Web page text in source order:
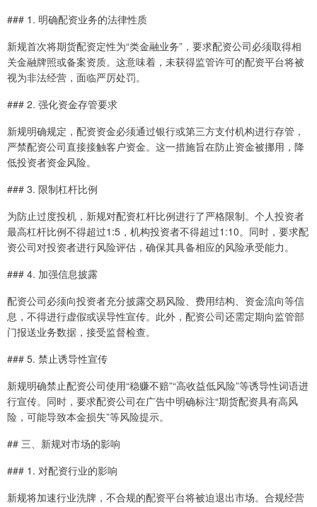
### 1. 明确配资业务的法律性质
新规首次将期货配资定性为“类金融业务”，要求配资公司必须取得相
关金融牌照或备案资质。这意味着，未获得监管许可的配资平台将被
视为非法经营，面临严厉处罚。
### 2. 强化资金存管要求
新规明确规定，配资资金必须通过银行或第三方支付机构进行存管，
严禁配资公司直接接触客户资金。这一措施旨在防止资金被挪用，降
低投资者资金风险。
### 3. 限制杠杆比例
为防止过度投机，新规对配资杠杆比例进行了严格限制。个人投资者
最高杠杆比例不得超过1:5，机构投资者不得超过1:10。同时，要求配
资公司对投资者进行风险评估，确保其具备相应的风险承受能力。
### 4. 加强信息披露
配资公司必须向投资者充分披露交易风险、费用结构、资金流向等信
息，不得进行虚假或误导性宣传。此外，配资公司还需定期向监管部
门报送业务数据，接受监督检查。
### 5. 禁止诱导性宣传
新规明确禁止配资公司使用“稳赚不赔”“高收益低风险”等诱导性词语进
行宣传。同时，要求配资公司在广告中明确标注“期货配资具有高风
险，可能导致本金损失”等风险提示。
## 三、新规对市场的影响
### 1. 对配资行业的影响
新规将加速行业洗牌，不合规的配资平台将被迫退出市场。合规经营